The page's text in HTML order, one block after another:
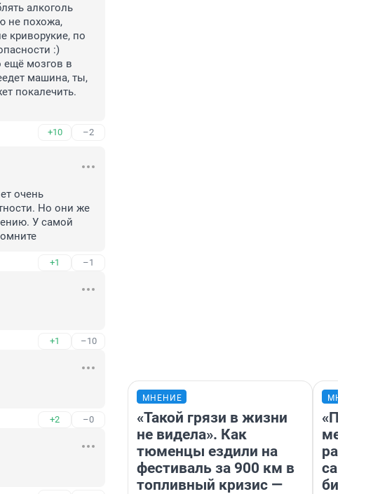
алкоголь
не похожа,
криворукие, по
:)
ещё мозгов в
машина, ты,
покалечить.
+10 –2
очень
Но они же
У самой
+1 –1
+1 –10
+2 –0
МНЕНИЕ
«Такой грязи в жизни
не видела». Как
тюменцы ездили на
фестиваль за 900 км в
топливный кризис —